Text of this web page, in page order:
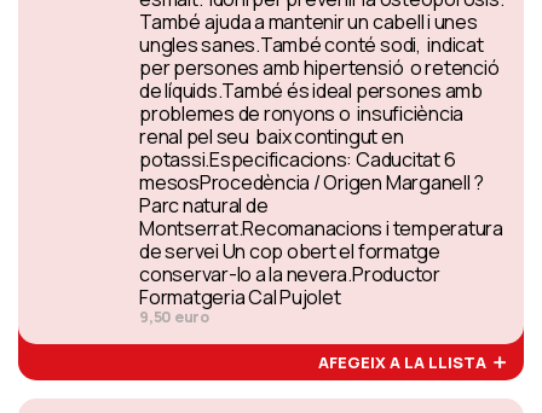
També ajuda a mantenir un cabell i unes
ungles sanes.També conté sodi, indicat
per persones amb hipertensió o retenció
de líquids.També és ideal persones amb
problemes de ronyons o insuficiència
renal pel seu baix contingut en
potassi.Especificacions: Caducitat 6
mesosProcedència / Origen Marganell ?
Parc natural de
Montserrat.Recomanacions i temperatura
de servei Un cop obert el formatge
conservar-lo a la nevera.Productor
Formatgeria Cal Pujolet
9,50 euro
AFEGEIX A LA LLISTA